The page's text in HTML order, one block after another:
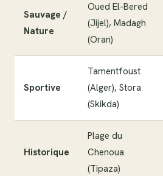
Sauvage /
Nature
Oued El-Bered
(Jijel), Madagh
(Oran)
Sportive
Tamentfoust
(Alger), Stora
(Skikda)
Historique
Plage du
Chenoua
(Tipaza)